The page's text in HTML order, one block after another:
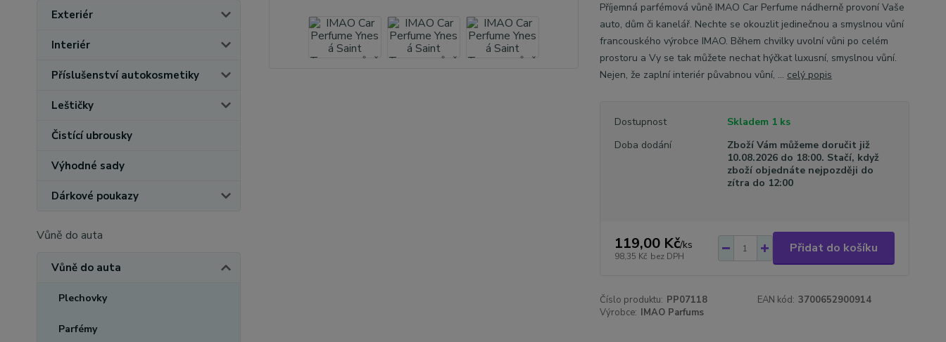
Exteriér
Interiér
Příslušenství autokosmetiky
Leštičky
Čistící ubrousky
Výhodné sady
Dárkové poukazy
Vůně do auta
Vůně do auta
Plechovky
Parfémy
Příjemná parfémová vůně IMAO Car Perfume nádherně provoní Vaše
auto, dům či kanelář. Nechte se okouzlit jedinečnou a smyslnou vůní
francouského výrobce IMAO. Během chvilky uvolní vůni po celém
prostoru a Vy se tak můžete nechat hýčkat luxusní, smyslnou vůní.
Nejen, že zaplní interiér půvabnou vůní, ... celý popis
Dostupnost
Skladem 1 ks
Doba dodání
Zboží Vám můžeme doručit již
10.08.2026 do 18:00. Stačí, když
zboží objednáte nejpozději do
zítra do 12:00
119,00 Kč/ks
98,35 Kč bez DPH
Přidat do košíku
Číslo produktu: PP07118 EAN kód: 3700652900914
Výrobce: IMAO Parfums